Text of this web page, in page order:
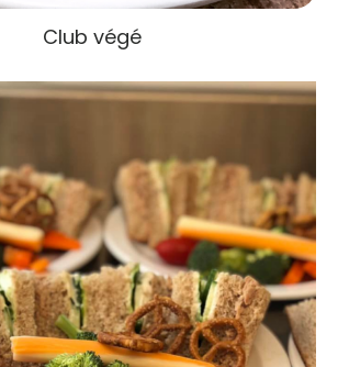
Club végé